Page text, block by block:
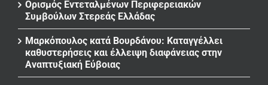
Ορισμός Εντεταλμένων Περιφερειακών
Συμβούλων Στερεάς Ελλάδας
Μαρκόπουλος κατά Βουρδάνου: Καταγγέλλει
καθυστερήσεις και έλλειψη διαφάνειας στην
Αναπτυξιακή Εύβοιας